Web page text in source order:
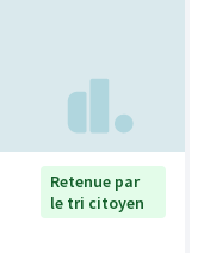
Retenue par
le tri citoyen